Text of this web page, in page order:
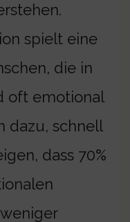
spielt eine
die in
oft emotional
dazu, schnell
dass 70%